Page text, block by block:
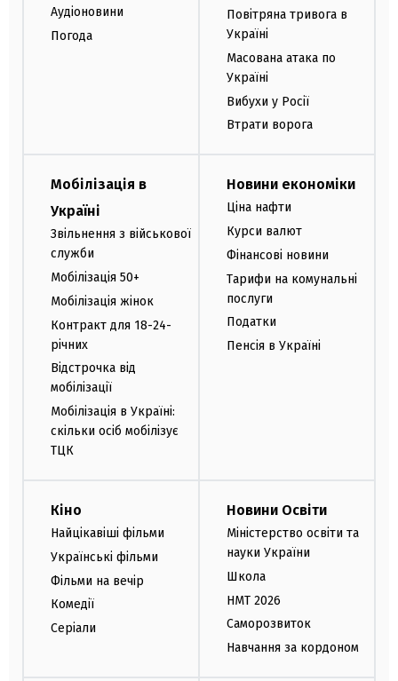
Аудіоновини
Погода
Повітряна тривога в
Україні
Масована атака по
Україні
Вибухи у Росії
Втрати ворога
Мобілізація в
Україні
Звільнення з військової
служби
Мобілізація 50+
Мобілізація жінок
Контракт для 18-24-
річних
Відстрочка від
мобілізації
Мобілізація в Україні:
скільки осіб мобілізує
ТЦК
Новини економіки
Ціна нафти
Курси валют
Фінансові новини
Тарифи на комунальні
послуги
Податки
Пенсія в Україні
Кіно
Найцікавіші фільми
Українські фільми
Фільми на вечір
Комедії
Серіали
Новини Освіти
Міністерство освіти та
науки України
Школа
НМТ 2026
Саморозвиток
Навчання за кордоном